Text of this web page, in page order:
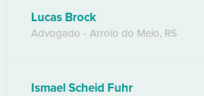
Lucas Brock
Advogado - Arroio do Meio, RS
Ismael Scheid Fuhr